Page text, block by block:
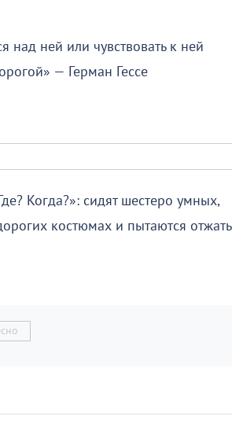
над ней или чувствовать к ней
— Герман Гессе
Когда?»: сидят шестеро умных,
костюмах и пытаются отжать